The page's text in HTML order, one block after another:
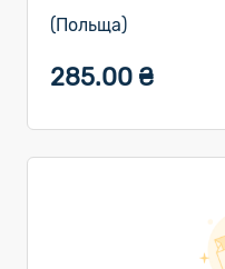
(Польща)
285.00 ₴